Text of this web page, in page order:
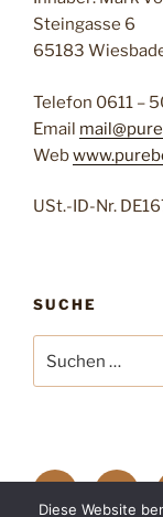
Steingasse 6
65183
Telefon 0611 –
Email
Web
USt.-ID-Nr.
SUCHE
nach:
Facebook
Diese Website